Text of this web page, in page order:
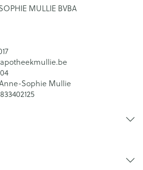
MULLIE BVBA
apotheekmullie.be
Sophie Mullie